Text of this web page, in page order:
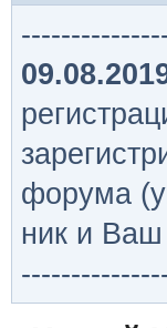
форума
ник и Ваш